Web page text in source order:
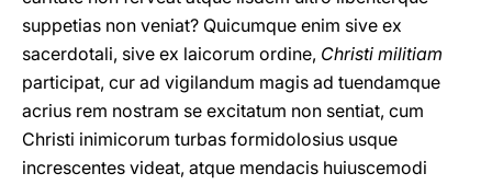
suppetias non veniat? Quicumque enim sive ex
sacerdotali, sive ex laicorum ordine, Christi militiam
participat, cur ad vigilandum magis ad tuendamque
acrius rem nostram se excitatum non sentiat, cum
Christi inimicorum turbas formidolosius usque
increscentes videat, atque mendacis huiuscemodi